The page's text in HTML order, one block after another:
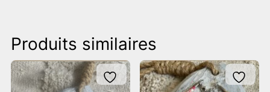
Produits similaires